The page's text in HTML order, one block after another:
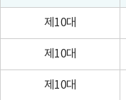
제10대
제10대
제10대